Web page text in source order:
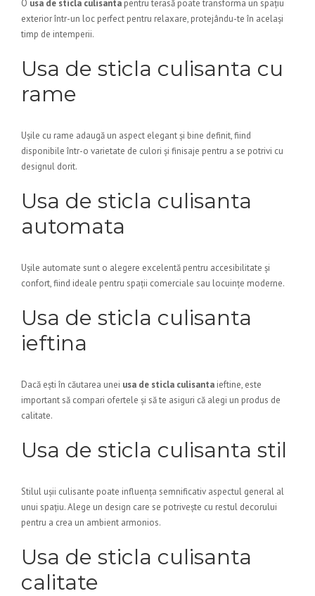
O usa de sticla culisanta pentru terasă poate transforma un spațiu
exterior într-un loc perfect pentru relaxare, protejându-te în același
timp de intemperii.
Usa de sticla culisanta cu
rame
Ușile cu rame adaugă un aspect elegant și bine definit, fiind
disponibile într-o varietate de culori și finisaje pentru a se potrivi cu
designul dorit.
Usa de sticla culisanta
automata
Ușile automate sunt o alegere excelentă pentru accesibilitate și
confort, fiind ideale pentru spații comerciale sau locuințe moderne.
Usa de sticla culisanta
ieftina
Dacă ești în căutarea unei usa de sticla culisanta ieftine, este
important să compari ofertele și să te asiguri că alegi un produs de
calitate.
Usa de sticla culisanta stil
Stilul ușii culisante poate influența semnificativ aspectul general al
unui spațiu. Alege un design care se potrivește cu restul decorului
pentru a crea un ambient armonios.
Usa de sticla culisanta
calitate